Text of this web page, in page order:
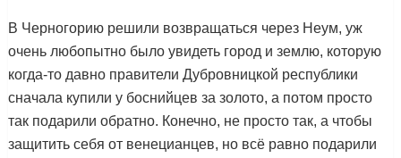
В Черногорию решили возвращаться через Неум, уж
очень любопытно было увидеть город и землю, которую
когда-то давно правители Дубровницкой республики
сначала купили у боснийцев за золото, а потом просто
так подарили обратно. Конечно, не просто так, а чтобы
защитить себя от венецианцев, но всё равно подарили